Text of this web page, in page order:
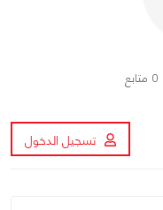
0 متابع
تسجيل الدخول